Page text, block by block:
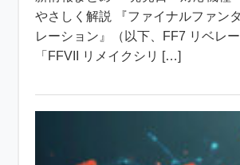
やさしく解説 『ファイナルファン
レーション』（以下、FF7 リベレー
「FFVII リメイクシリ […]